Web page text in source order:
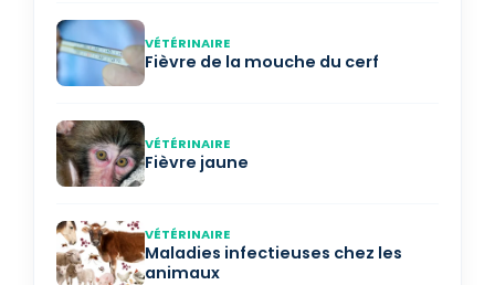
VÉTÉRINAIRE
Fièvre de la mouche du cerf
VÉTÉRINAIRE
Fièvre jaune
VÉTÉRINAIRE
Maladies infectieuses chez les
animaux